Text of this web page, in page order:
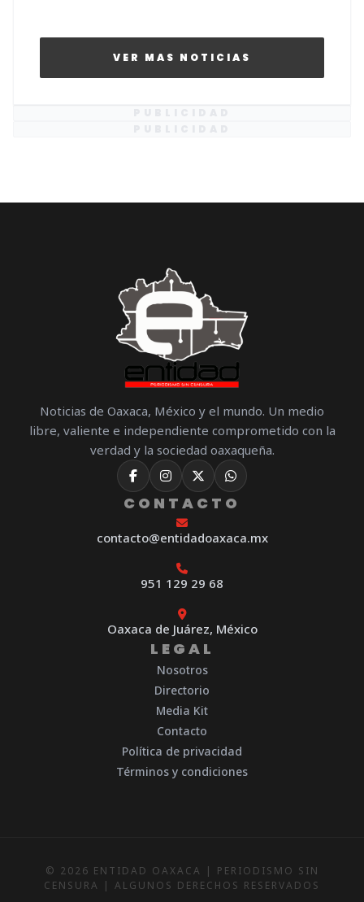
VER MAS NOTICIAS
Noticias de Oaxaca, México y el mundo. Un medio
libre, valiente e independiente comprometido con la
verdad y la sociedad oaxaqueña.
CONTACTO
contacto@entidadoaxaca.mx
951 129 29 68
Oaxaca de Juárez, México
LEGAL
Nosotros
Directorio
Media Kit
Contacto
Política de privacidad
Términos y condiciones
© 2026 ENTIDAD OAXACA | PERIODISMO SIN
CENSURA | ALGUNOS DERECHOS RESERVADOS